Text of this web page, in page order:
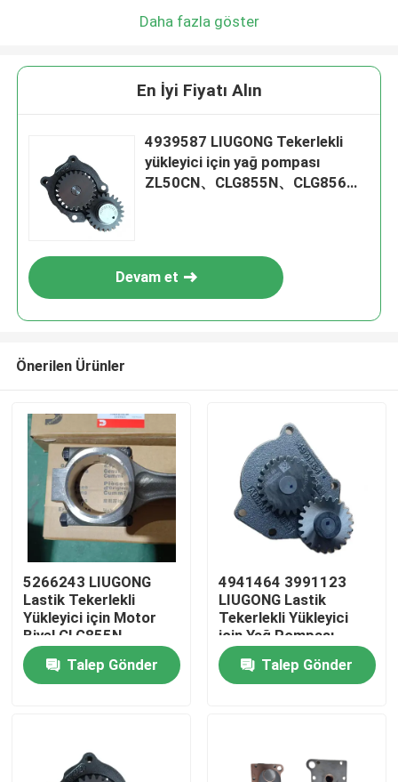
Ev
videolar
Daha fazla göster
En İyi Fiyatı Alın
4939587 LIUGONG Tekerlekli
yükleyici için yağ pompası
ZL50CN、CLG855N、CLG856、
Devam et
Önerilen Ürünler
5266243 LIUGONG
Lastik Tekerlekli
Yükleyici için Motor
Biyel CLG855N、
CLG856H、ZL50CN、
CLG862H Motor
QSC8.3、ISL8.9、
Talep Gönder
4941464 3991123
LIUGONG Lastik
Tekerlekli Yükleyici
için Yağ Pompası
CLG855N、
CLG856H、CLG862H
Motor 6CT8.3、
Talep Gönder